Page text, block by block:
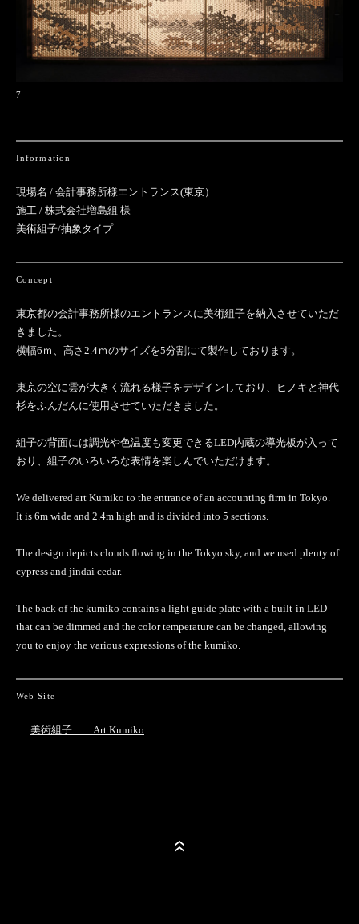
7
Information
現場名 / 会計事務所様エントランス(東京）
施工 / 株式会社増島組 様
美術組子/抽象タイプ
Concept
東京都の会計事務所様のエントランスに美術組子を納入させていただ
きました。
横幅6ｍ、高さ2.4ｍのサイズを5分割にて製作しております。
東京の空に雲が大きく流れる様子をデザインしており、ヒノキと神代
杉をふんだんに使用させていただきました。
組子の背面には調光や色温度も変更できるLED内蔵の導光板が入って
おり、組子のいろいろな表情を楽しんでいただけます。
We delivered art Kumiko to the entrance of an accounting firm in Tokyo.
It is 6m wide and 2.4m high and is divided into 5 sections.
The design depicts clouds flowing in the Tokyo sky, and we used plenty of
cypress and jindai cedar.
The back of the kumiko contains a light guide plate with a built-in LED
that can be dimmed and the color temperature can be changed, allowing
you to enjoy the various expressions of the kumiko.
Web Site
美術組子 Art Kumiko